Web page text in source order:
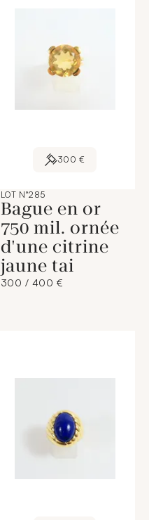
300 €
LOT N°285
Bague en or
750 mil. ornée
d'une citrine
jaune tai
300 / 400 €